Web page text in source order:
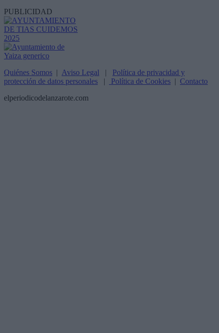
PUBLICIDAD
Quiénes Somos | Aviso Legal | Política de privacidad y
protección de datos personales | Política de Cookies | Contacto
elperiodicodelanzarote.com